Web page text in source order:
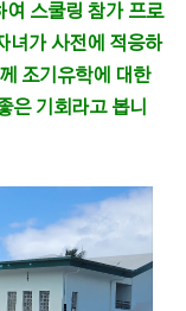
여 스쿨링 참가 프로
녀가 사전에 적응하
조기유학에 대한
은 기회라고 봅니